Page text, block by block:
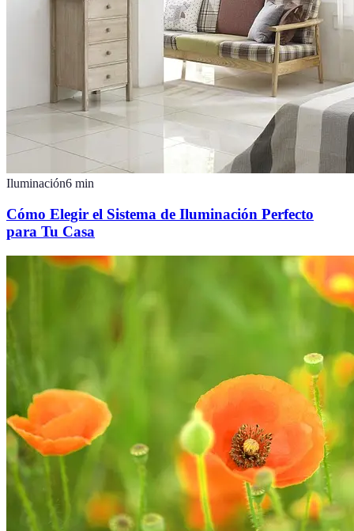
Iluminación6 min
Cómo Elegir el Sistema de Iluminación Perfecto
para Tu Casa